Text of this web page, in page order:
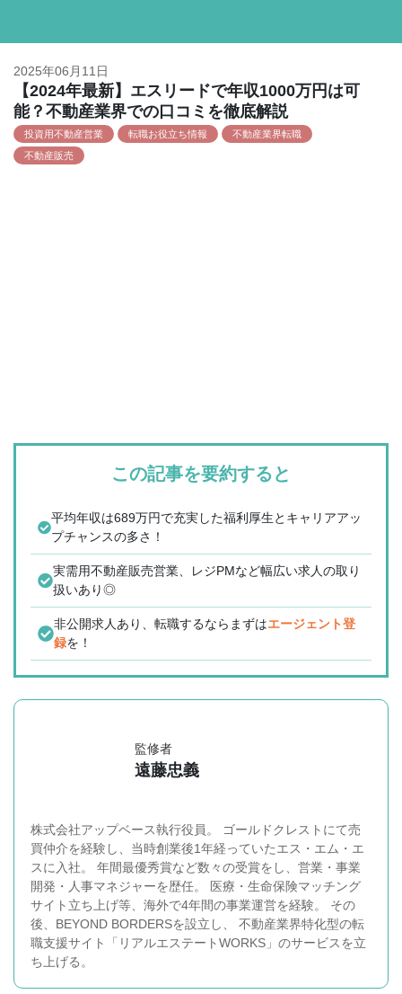
2025年06月11日
【2024年最新】エスリードで年収1000万円は可
能？不動産業界での口コミを徹底解説
投資用不動産営業 転職お役立ち情報
不動産業界転職
不動産販売
この記事を要約すると
平均年収は689万円で充実した福利厚生とキャリアアッ
プチャンスの多さ！
実需用不動産販売営業、レジPMなど幅広い求人の取り
扱いあり◎
非公開求人あり、転職するならまずはエージェント登
録を！
監修者
遠藤忠義
株式会社アップベース執行役員。 ゴールドクレストにて売
買仲介を経験し、当時創業後1年経っていたエス・エム・エ
スに入社。 年間最優秀賞など数々の受賞をし、営業・事業
開発・人事マネジャーを歴任。 医療・生命保険マッチング
サイト立ち上げ等、海外で4年間の事業運営を経験。 その
後、BEYOND BORDERSを設立し、 不動産業界特化型の転
職支援サイト「リアルエステートWORKS」のサービスを立
ち上げる。